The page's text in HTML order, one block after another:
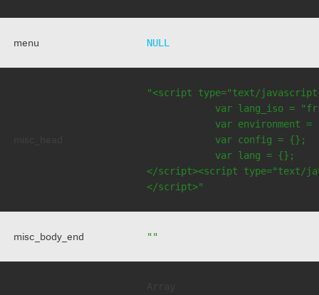
menu NULL
"<script type="text/
var lang_iso =
var environment =
            var config = {};
            var lang = {};
</script><script type="text/
</script>"
misc_body_end ""